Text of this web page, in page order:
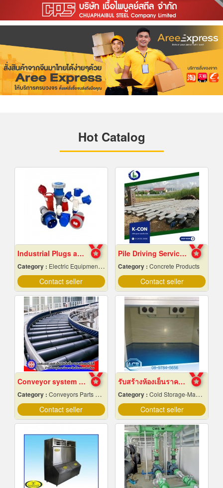
Hot Catalog
Industrial Plugs and Sockets in Pattaya, Chonburi
Category : Electric Equipment & Supplies-Wholesale & Manufacturers
Contact seller
Pile Driving Services, Samut Prakan - Affordable Prices
Category : Concrete Products
Contact seller
Conveyor system installation
Category : Conveyors Parts & Supplies
Contact seller
รับสร้างห้องเย็นราคาถูก
Category : Cold Storage-Manufacturers & Installation Designer
Contact seller